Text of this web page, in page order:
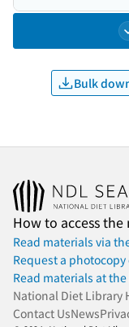
Bulk
How to access
Read materials via
Request a
Read materials at
National Diet Library
Contact UsNews